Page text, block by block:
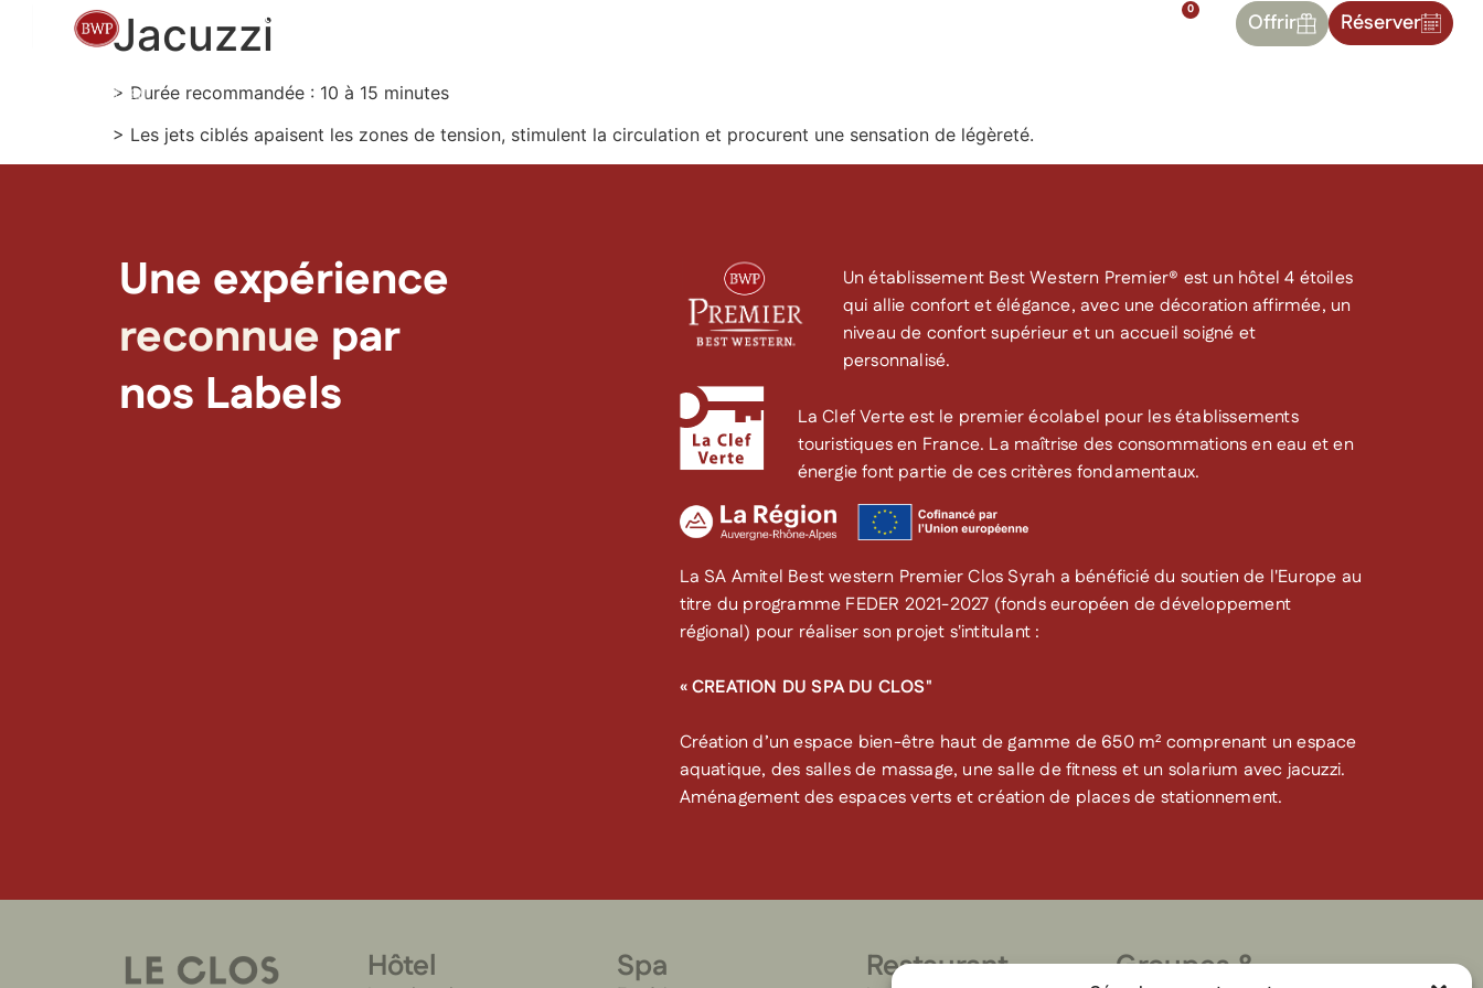
Hôtel 0 Offrir Réserver
Jacuzzi
> Durée recommandée : 10 à 15 minutes
> Les jets ciblés apaisent les zones de tension, stimulent la circulation et procurent une sensation de légèreté.
Une expérience
reconnue par
nos Labels
Un établissement Best Western Premier® est un hôtel 4 étoiles
qui allie confort et élégance, avec une décoration affirmée, un
niveau de confort supérieur et un accueil soigné et
personnalisé.
La Clef Verte est le premier écolabel pour les établissements
touristiques en France. La maîtrise des consommations en eau et en
énergie font partie de ces critères fondamentaux.
La SA Amitel Best western Premier Clos Syrah a bénéficié du soutien de l'Europe au
titre du programme FEDER 2021-2027 (fonds européen de développement
régional) pour réaliser son projet s'intitulant :
« CREATION DU SPA DU CLOS"
Création d’un espace bien-être haut de gamme de 650 m² comprenant un espace
aquatique, des salles de massage, une salle de fitness et un solarium avec jacuzzi.
Aménagement des espaces verts et création de places de stationnement.
Hôtel Spa Restaurant Groupes &